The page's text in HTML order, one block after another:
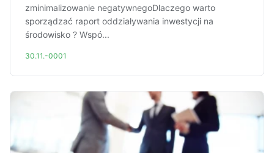
zminimalizowanie negatywnegoDlaczego warto
sporządzać raport oddziaływania inwestycji na
środowisko ? Wspó...
30.11.-0001